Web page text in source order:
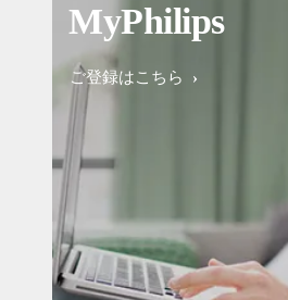
MyPhilips
ご登録はこちら